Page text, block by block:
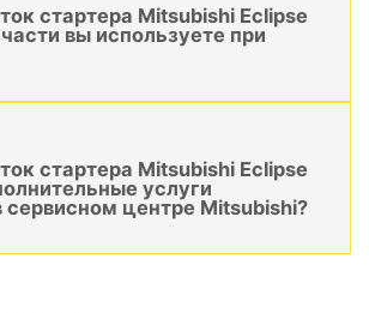
стартера Mitsubishi Eclipse
вы используете при
стартера Mitsubishi Eclipse
услуги
сервисном центре Mitsubishi?